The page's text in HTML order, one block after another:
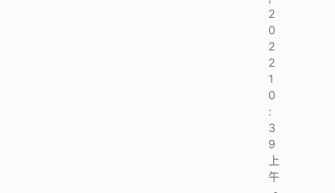
2
0
2
2
1
0
:
3
9
上
午